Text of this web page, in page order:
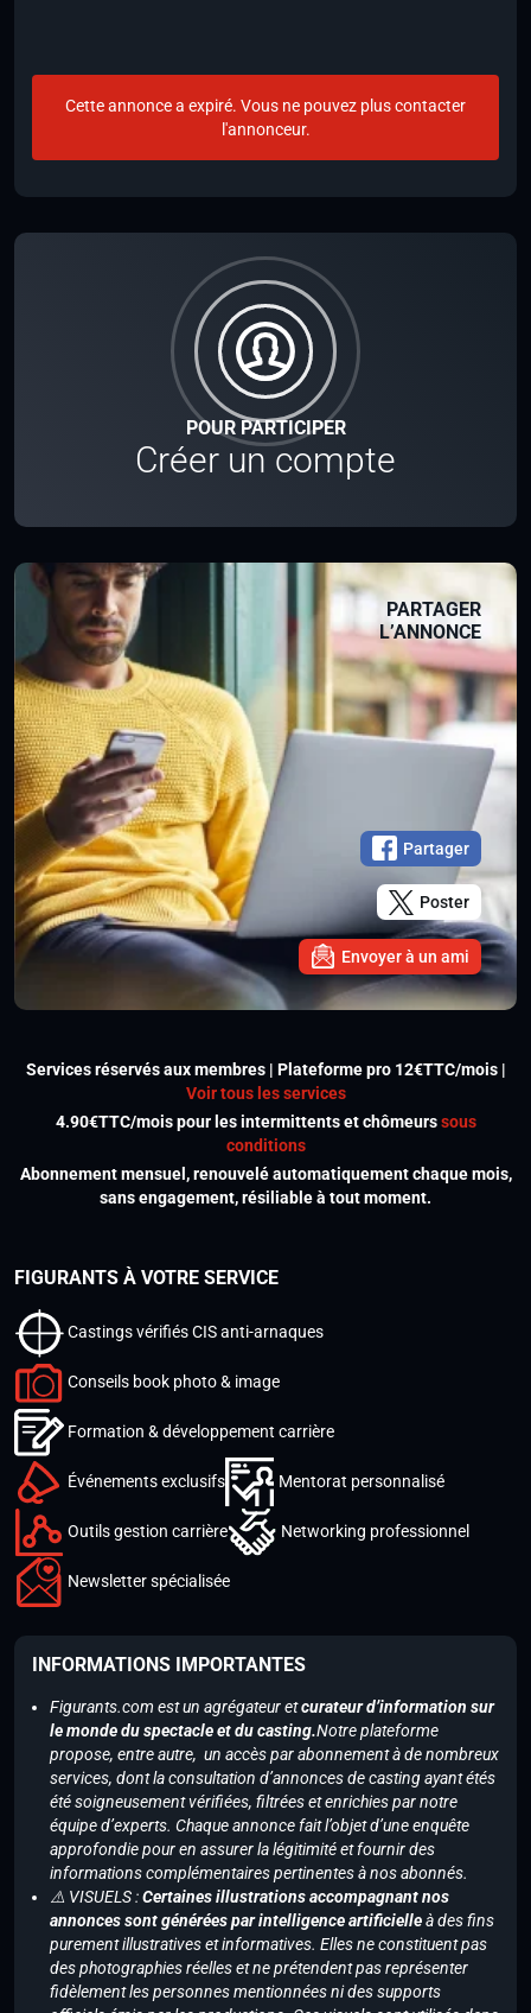
POUR PARTICIPER
Créer un compte
PARTAGER
L’ANNONCE
Partager
Poster
Envoyer à un ami
Cette annonce a expiré. Vous ne pouvez plus contacter
l'annonceur.
Services réservés aux membres | Plateforme pro 12€TTC/mois |
Voir tous les services
4.90€TTC/mois pour les intermittents et chômeurssous
conditions
Abonnement mensuel, renouvelé automatiquement chaque mois,
sans engagement, résiliable à tout moment.
FIGURANTS À VOTRE SERVICE
Castings vérifiés CIS anti-arnaques
Conseils book photo & image
Formation & développement carrière
Événements exclusifs Mentorat personnalisé
Outils gestion carrière Networking professionnel
Newsletter spécialisée
INFORMATIONS IMPORTANTES
Figurants.com est un agrégateur etcurateur d’information sur
le monde du spectacle et du casting.Notre plateforme
propose, entre autre, un accès par abonnement à de nombreux
services, dont la consultation d’annonces de casting ayant étés
été soigneusement vérifiées, filtrées et enrichies par notre
équipe d’experts. Chaque annonce fait l’objet d’une enquête
approfondie pour en assurer la légitimité et fournir des
informations complémentaires pertinentes à nos abonnés.
⚠️ VISUELS :Certaines illustrations accompagnant nos
annonces sont générées par intelligence artificielleà des fins
purement illustratives et informatives. Elles ne constituent pas
des photographies réelles et ne prétendent pas représenter
fidèlement les personnes mentionnées ni des supports